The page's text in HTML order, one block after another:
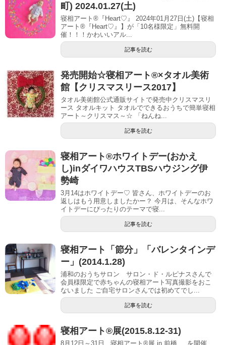
町) 2024.01.27(土)
寝相アート®『Heart♡』 2024年01月27日(土)【寝相
アート®︎『Heart♡』】が「10名様限定」無料開
催！！！かわいいアル...
記事を読む
発売開始☆寝相アート®︎×タオル美術
館【クリスマスリース2017】
タオル美術館公式通販サイトで発売中クリスマスリ
ース タオルキット タオルでできるおうちで簡単寝相
アート～クリスマス～☆ 「ねんね...
記事を読む
寝相アート®︎ホワイトデー(おかえ
し)inダイワハウスTBSハウジング伊
勢崎
3月14はホワイトデー♡ 皆さん、ホワイトデーのお
返しはもう用意しましたかー？ 今月は、そんなホワ
イトデーにぴったりのテーマで寝...
記事を読む
寝相アート「節分」「バレンタインデ
ー」(2014.1.28)
浦和のおうちサロン サロン・ド・ルピナスさんで
会員様限定で赤ちゃんの寝相アート写真撮影をおこ
ないました ご自宅サロンさんでは初めてでし...
記事を読む
寝相アート®展(2015.8.12-31)
8月12日～31日 寝相アート®展 in 前橋 を開催